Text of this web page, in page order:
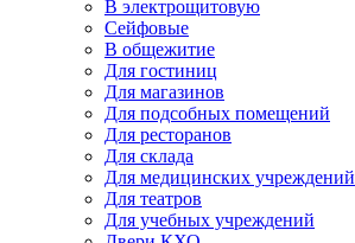
В электрощитовую
Сейфовые
В общежитие
Для гостиниц
Для магазинов
Для подсобных помещений
Для ресторанов
Для склада
Для медицинских учреждений
Для театров
Для учебных учреждений